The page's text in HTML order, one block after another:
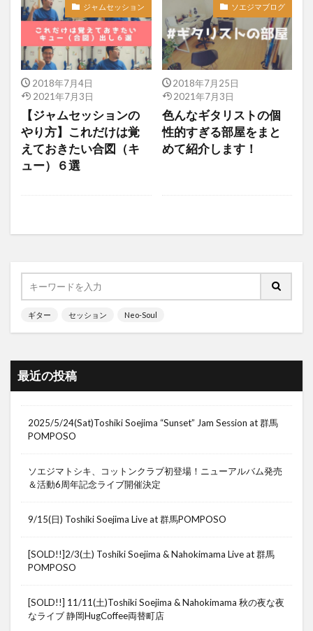
ジャムセッション
2018年7月4日
2021年7月3日
【ジャムセッションの
やり方】これだけは覚
えておきたい合図（キ
ュー）６選
ソエジマブログ
2018年7月25日
2021年7月3日
色んなギタリストの個
性的すぎる部屋をまと
めて紹介します！
ギター セッション Neo-Soul
最近の投稿
2025/5/24(Sat)Toshiki Soejima “Sunset” Jam Session at 群馬
POMPOSO
ソエジマトシキ、コットンクラブ初登場！ニューアルバム発売
＆活動6周年記念ライブ開催決定
9/15(日) Toshiki Soejima Live at 群馬POMPOSO
[SOLD!!]2/3(土) Toshiki Soejima & Nahokimama Live at 群馬
POMPOSO
[SOLD!!] 11/11(土)Toshiki Soejima & Nahokimama 秋の夜な夜
なライブ 静岡HugCoffee両替町店